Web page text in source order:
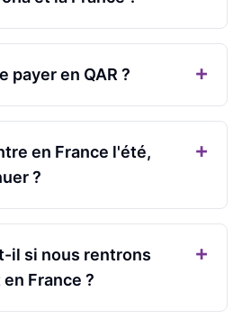
payer en QAR ? +
en France l'été,
?
+
il si nous rentrons
France ?
+